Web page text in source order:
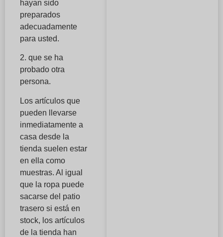
hayan sido
preparados
adecuadamente
para usted.
2. que se ha
probado otra
persona.
Los artículos que
pueden llevarse
inmediatamente a
casa desde la
tienda suelen estar
en ella como
muestras. Al igual
que la ropa puede
sacarse del patio
trasero si está en
stock, los artículos
de la tienda han